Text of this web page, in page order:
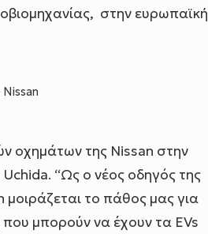
στην ευρωπαϊκή
οχημάτων της Nissan στην
“Ως ο νέος οδηγός της
μοιράζεται το πάθος μας για
που μπορούν να έχουν τα EVs